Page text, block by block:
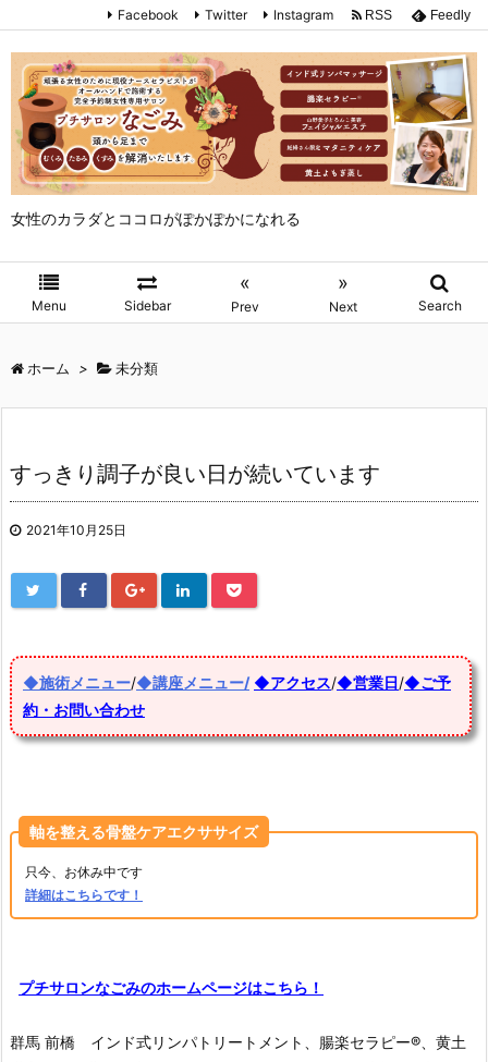
女性のカラダとココロがぽかぽかになれる
Menu Sidebar
«
Prev
»
Next Search
Facebook Twitter Instagram RSS Feedly
ホーム > 未分類
すっきり調子が良い日が続いています
2021年10月25日
◆施術メニュー/◆講座メニュー/ ◆アクセス/◆営業日/◆ご予
約・お問い合わせ
軸を整える骨盤ケアエクササイズ
只今、お休み中です
詳細はこちらです！
プチサロンなごみのホームページはこちら！
群馬 前橋 インド式リンパトリートメント、腸楽セラピー®︎、黄土